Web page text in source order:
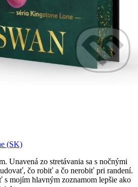
(SK)
Unavená zo stretávania sa s nočnými
čo robiť a čo nerobiť pri randení.
mojím hlavným zoznamom lepšie ako